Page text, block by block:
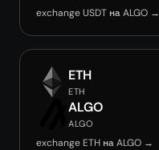
exchange USDT на ALGO →
ETH
ETH
ALGO
ALGO
exchange ETH на ALGO →